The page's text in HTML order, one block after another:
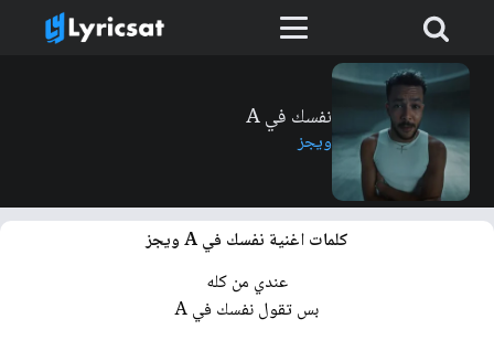
نفسك في A
ويجز
كلمات اغنية نفسك في A ويجز
عندي من كله
بس تقول نفسك في A